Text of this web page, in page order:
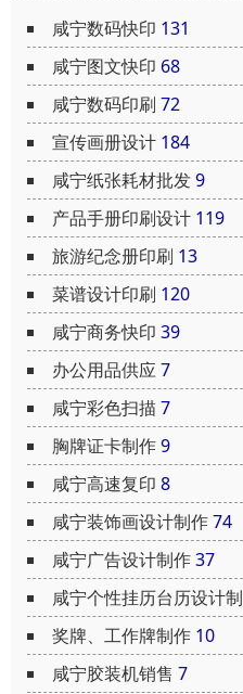
咸宁数码快印 131
咸宁图文快印 68
咸宁数码印刷 72
宣传画册设计 184
咸宁纸张耗材批发9
产品手册印刷设计 119
旅游纪念册印刷 13
菜谱设计印刷 120
咸宁商务快印 39
办公用品供应7
咸宁彩色扫描 7
胸牌证卡制作9
咸宁高速复印 8
咸宁装饰画设计制作74
咸宁广告设计制作37
咸宁个性挂历台历设计制
奖牌、工作牌制作 10
咸宁胶装机销售 7